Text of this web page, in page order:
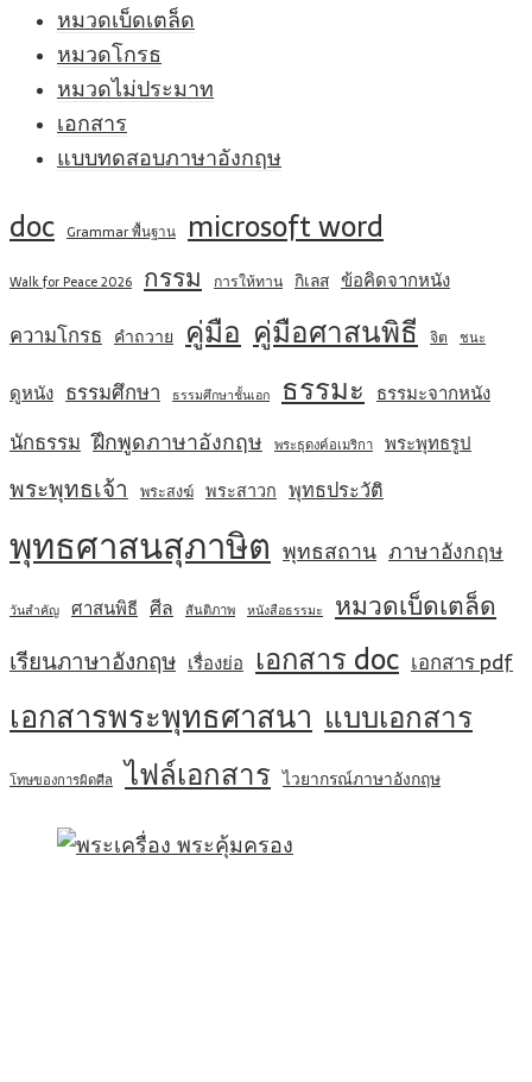
หมวดเบ็ดเตล็ด
หมวดโกรธ
หมวดไม่ประมาท
เอกสาร
แบบทดสอบภาษาอังกฤษ
doc Grammar พื้นฐาน microsoft word
Walk for Peace 2026 กรรม การให้ทาน กิเลส ข้อคิดจากหนัง
ความโกรธ คำถวาย คู่มือ คู่มือศาสนพิธี จิต ชนะ
ดูหนัง ธรรมศึกษา ธรรมศึกษาชั้นเอก ธรรมะ ธรรมะจากหนัง
นักธรรม ฝึกพูดภาษาอังกฤษ พระธุดงค์อเมริกา พระพุทธรูป
พระพุทธเจ้า พระสงฆ์ พระสาวก พุทธประวัติ
พุทธศาสนสุภาษิต พุทธสถาน ภาษาอังกฤษ
วันสำคัญ ศาสนพิธี ศีล สันติภาพ หนังสือธรรมะ หมวดเบ็ดเตล็ด
เรียนภาษาอังกฤษ เรื่องย่อ เอกสาร doc เอกสาร pdf
เอกสารพระพุทธศาสนา แบบเอกสาร
โทษของการผิดศีล ไฟล์เอกสาร ไวยากรณ์ภาษาอังกฤษ